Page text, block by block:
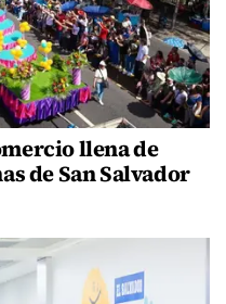
llena de
de San Salvador